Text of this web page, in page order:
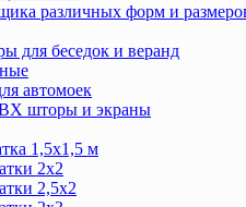
различных форм и
для беседок и веранд
автомоек
шторы и экраны
1,5х1,5 м
2х2
2,5х2